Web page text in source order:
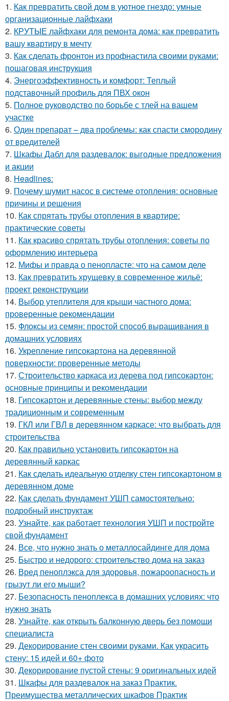
1. Как превратить свой дом в уютное гнездо: умные
организационные лайфхаки
2. КРУТЫЕ лайфхаки для ремонта дома: как превратить
вашу квартиру в мечту
3. Как сделать фронтон из профнастила своими руками:
пошаговая инструкция
4. Энергоэффективность и комфорт: Теплый
подставочный профиль для ПВХ окон
5. Полное руководство по борьбе с тлей на вашем
участке
6. Один препарат – два проблемы: как спасти смородину
от вредителей
7. Шкафы Дабл для раздевалок: выгодные предложения
и акции
8. Headlines:
9. Почему шумит насос в системе отопления: основные
причины и решения
10. Как спрятать трубы отопления в квартире:
практические советы
11. Как красиво спрятать трубы отопления: советы по
оформлению интерьера
12. Мифы и правда о пенопласте: что на самом деле
13. Как превратить хрущевку в современное жильё:
проект реконструкции
14. Выбор утеплителя для крыши частного дома:
проверенные рекомендации
15. Флоксы из семян: простой способ выращивания в
домашних условиях
16. Укрепление гипсокартона на деревянной
поверхности: проверенные методы
17. Строительство каркаса из дерева под гипсокартон:
основные принципы и рекомендации
18. Гипсокартон и деревянные стены: выбор между
традиционным и современным
19. ГКЛ или ГВЛ в деревянном каркасе: что выбрать для
строительства
20. Как правильно установить гипсокартон на
деревянный каркас
21. Как сделать идеальную отделку стен гипсокартоном в
деревянном доме
22. Как сделать фундамент УШП самостоятельно:
подробный инструктаж
23. Узнайте, как работает технология УШП и постройте
свой фундамент
24. Все, что нужно знать о металлосайдинге для дома
25. Быстро и недорого: строительство дома на заказ
26. Вред пеноплэкса для здоровья, пожароопасность и
грызут ли его мыши?
27. Безопасность пеноплекса в домашних условиях: что
нужно знать
28. Узнайте, как открыть балконную дверь без помощи
специалиста
29. Декорирование стен своими руками. Как украсить
стену: 15 идей и 60+ фото
30. Декорирование пустой стены: 9 оригинальных идей
31. Шкафы для раздевалок на заказ Практик.
Преимущества металлических шкафов Практик